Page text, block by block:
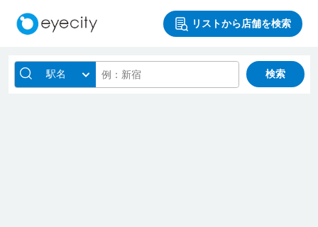
リストから店舗を検索
駅名 検索